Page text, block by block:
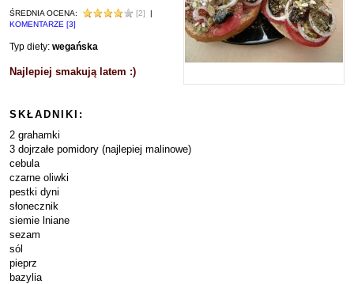
ŚREDNIA OCENA: [2]
|
KOMENTARZE [3]
Typ diety: wegańska
Najlepiej smakują latem :)
SKŁADNIKI:
2 grahamki
3 dojrzałe pomidory (najlepiej malinowe)
cebula
czarne oliwki
pestki dyni
słonecznik
siemie lniane
sezam
sól
pieprz
bazylia